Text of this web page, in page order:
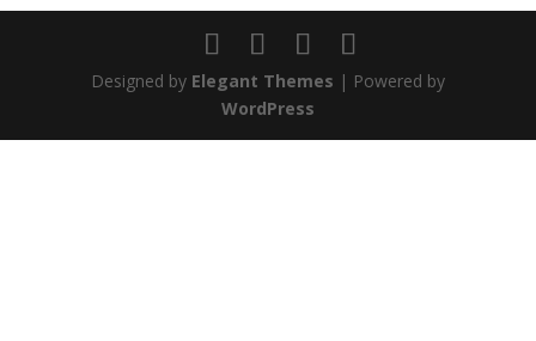
Designed by Elegant Themes | Powered by
WordPress